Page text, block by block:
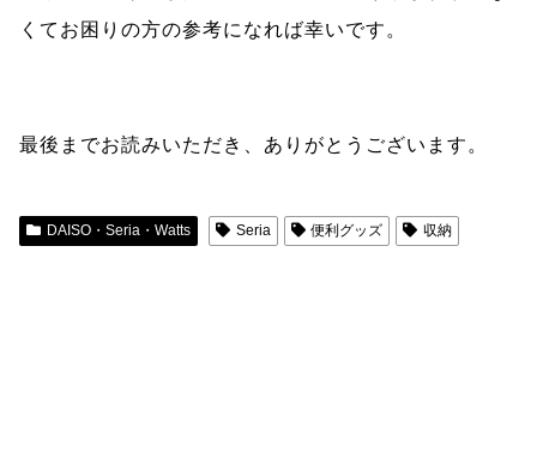
くてお困りの方の参考になれば幸いです。
最後までお読みいただき、ありがとうございます。
DAISO・Seria・Watts Seria 便利グッズ 収納